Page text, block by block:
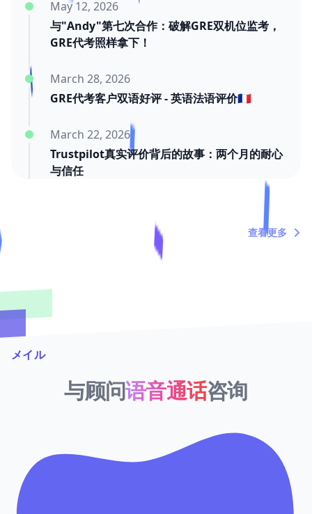
与"Andy"第七次合作：破解GRE双机位监考，
GRE代考照样拿下！
May 12, 2026
GRE代考客户双语好评 - 英语法语评价🇫🇷
March 28, 2026
Trustpilot真实评价背后的故事：两个月的耐心
与信任
March 22, 2026
"内塔尼亚胡死了吗？"——关于时间浪费者的定
查看更多
メイル
与顾问语音通话咨询